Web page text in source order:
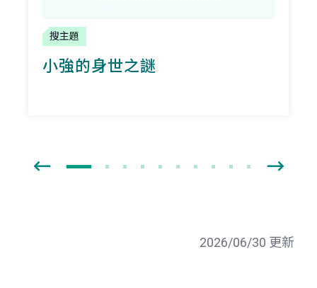
搜主題
小強的身世之謎
2026/06/30 更新